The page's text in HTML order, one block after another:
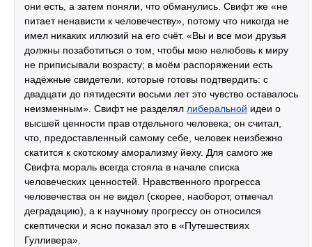
они есть, а затем поняли, что обманулись. Свифт же «не
питает ненависти к человечеству», потому что никогда не
имел никаких иллюзий на его счёт. «Вы и все мои друзья
должны позаботиться о том, чтобы мою нелюбовь к миру
не приписывали возрасту; в моём распоряжении есть
надёжные свидетели, которые готовы подтвердить: с
двадцати до пятидесяти восьми лет это чувство оставалось
неизменным». Свифт не разделял либеральной идеи о
высшей ценности прав отдельного человека; он считал,
что, предоставленный самому себе, человек неизбежно
скатится к скотскому аморализму йеху. Для самого же
Свифта мораль всегда стояла в начале списка
человеческих ценностей. Нравственного прогресса
человечества он не видел (скорее, наоборот, отмечал
деградацию), а к научному прогрессу он относился
скептически и ясно показал это в «Путешествиях
Гулливера».